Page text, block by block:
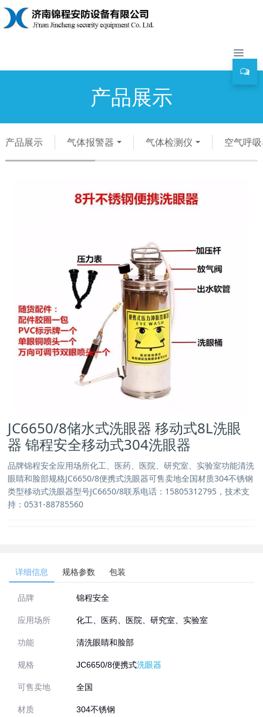
产品展示
产品展示 气体报警器 气体检测仪 空气呼
JC6650/8储水式洗眼器 移动式8L洗眼
器 锦程安全移动式304洗眼器
品牌锦程安全应用场所化工、医药、医院、研究室、实验室功能清洗
眼睛和脸部规格JC6650/8便携式洗眼器可售卖地全国材质304不锈钢
类型移动式洗眼器型号JC6650/8联系电话：15805312795，技术支
持：0531-88785560
详细信息 规格参数 包装
品牌 锦程安全
应用场所 化工、医药、医院、研究室、实验室
功能 清洗眼睛和脸部
规格 JC6650/8便携式洗眼器
可售卖地 全国
材质 304不锈钢